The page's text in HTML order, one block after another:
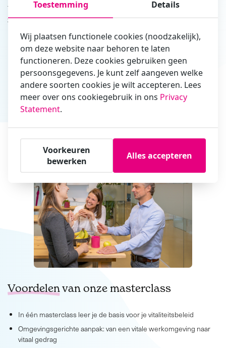
toepasbaarheid voor jouw organisatie. De volgende onderwerpen
zullen aan bod komen tijdens de masterclass:
Wat is vitaliteit?
Wet- & regelgeving: inzichten uit het Nationale preventieakkoord
en de Arbovisie 2024
Vitaliteitsthema’s BRAVO (Bewegen, Roken, Alcohol, Voeding,
Ontspanning)
Aan de slag met je arbobeleid: checklist preventief arbo- en
Voordelenvan onze masterclass
In één masterclass leer je de basis voor je vitaliteitsbeleid
Omgevingsgerichte aanpak: van een vitale werkomgeving naar
vitaal gedrag
Toestemming Details
Wij plaatsen functionele cookies (noodzakelijk),
om deze website naar behoren te laten
functioneren. Deze cookies gebruiken geen
persoonsgegevens. Je kunt zelf aangeven welke
andere soorten cookies je wilt accepteren. Lees
meer over ons cookiegebruik in ons Privacy
Statement.
Voorkeuren
bewerken
Alles accepteren